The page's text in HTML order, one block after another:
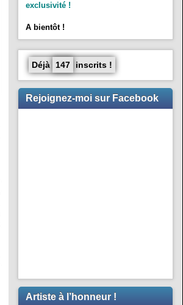
exclusivité !
A bientôt !
Déjà 147 inscrits !
Rejoignez-moi sur Facebook
Artiste à l’honneur !